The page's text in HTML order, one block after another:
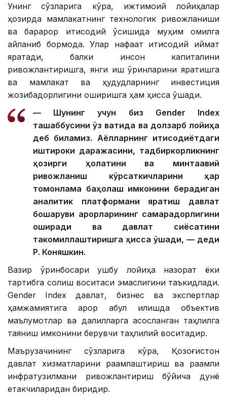
Унинг сўзларига кўра, ижтимоий лойиҳалар
ҳозирда мамлакатнинг технологик ривожланиши
ва барқарор иқтисодий ўсишида муҳим омилга
айланиб бормоқда. Улар нафақат иқтисодий қиймат
яратади, балки инсон капиталини
ривожлантиришга, янги иш ўринларини яратишга
ва мамлакат ва ҳудудларнинг инвестиция
жозибадорлигини оширишга ҳам ҳисса қўшади.
— Шунинг учун биз Gender Index
ташаббусини ўз вақтида ва долзарб лойиҳа
деб биламиз. Аёлларнинг иқтисодиётдаги
иштироки даражасини, тадбиркорликнинг
ҳозирги ҳолатини ва минтақавий
ривожланиш кўрсаткичларини ҳар
томонлама баҳолаш имконини берадиган
аналитик платформани яратиш давлат
бошқаруви қарорларининг самарадорлигини
оширади ва давлат сиёсатини
такомиллаштиришга ҳисса қўшади, — деди
Р. Коняшкин.
Вазир ўринбосари ушбу лойиҳа назорат ёки
тартибга солиш воситаси эмаслигини таъкидлади.
Gender Index давлат, бизнес ва экспертлар
ҳамжамиятига қарор қабул қилишда объектив
маълумотлар ва далилларга асосланган таҳлилга
таяниш имконини берувчи таҳлилий воситадир.
Маърузачининг сўзларига кўра, Қозоғистон
давлат хизматларини рақамлаштириш ва рақамли
инфратузилмани ривожлантириш бўйича дунё
етакчиларидан биридир.